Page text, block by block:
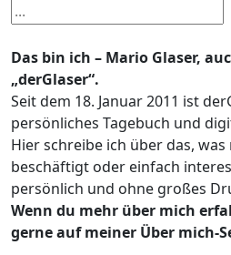
Das bin ich – Mario Glaser,
„derGlaser“.
Seit dem 18. Januar 2011 ist
persönliches Tagebuch und
Hier schreibe ich über das,
beschäftigt oder einfach
persönlich und ohne großes
Wenn du mehr über mich
gerne auf meiner Über mich-